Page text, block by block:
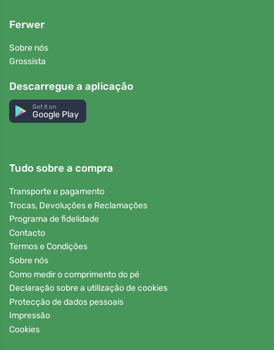
Ferwer
Sobre nós
Grossista
Descarregue a aplicação
Get it on
Google Play
Tudo sobre a compra
Transporte e pagamento
Trocas, Devoluções e Reclamações
Programa de fidelidade
Contacto
Termos e Condições
Sobre nós
Como medir o comprimento do pé
Declaração sobre a utilização de cookies
Protecção de dados pessoais
Impressão
Cookies